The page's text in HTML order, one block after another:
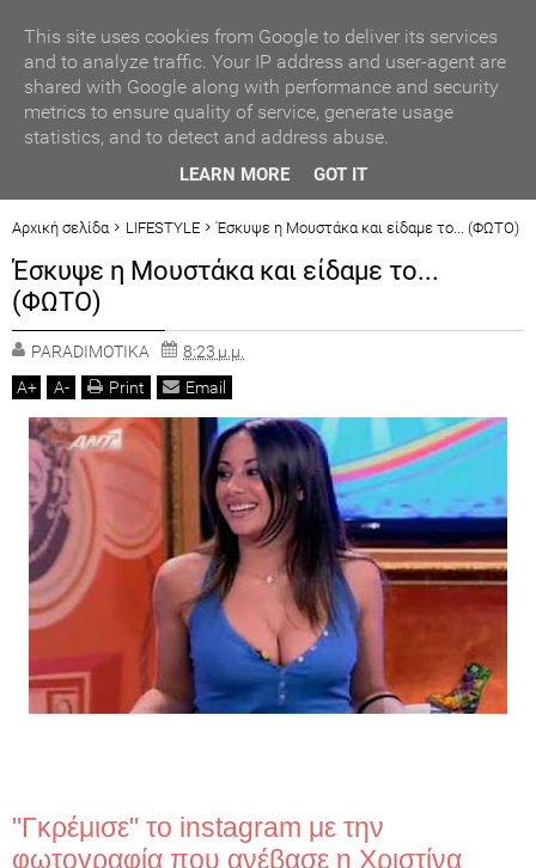
ΒΡΑΒΕΥΣΗ ΣΥΜΜΕΤΕΧΟΝΤΩΝ ΣΧΟΛΕΙΩΝ ΣΤΟΝ ΤΟΠΙΚΟ
Αρχική σελίδα LIFESTYLE Έσκυψε η Μουστάκα και είδαμε το... (ΦΩΤΟ)
Έσκυψε η Μουστάκα και είδαμε το...
(ΦΩΤΟ)
PARADIMOTIKA
8:23 μ.μ.
A+ A- Print Email
"Γκρέμισε" το instagram με την
φωτογραφία που ανέβασε η Χριστίνα
ΑΥΤΟΔΙΟΙΚΗΣΗ
ΠΟΛΙΤΙΚΗ
ΟΙΚΟΝΟΜΙΑ
ΓΕΓΟΝΟΤΑ
ΠΟΛΙΤ. ΒΗΜΑ
This site uses cookies from Google to deliver its services
and to analyze traffic. Your IP address and user-agent are
shared with Google along with performance and security
metrics to ensure quality of service, generate usage
statistics, and to detect and address abuse.
LEARN MORE GOT IT